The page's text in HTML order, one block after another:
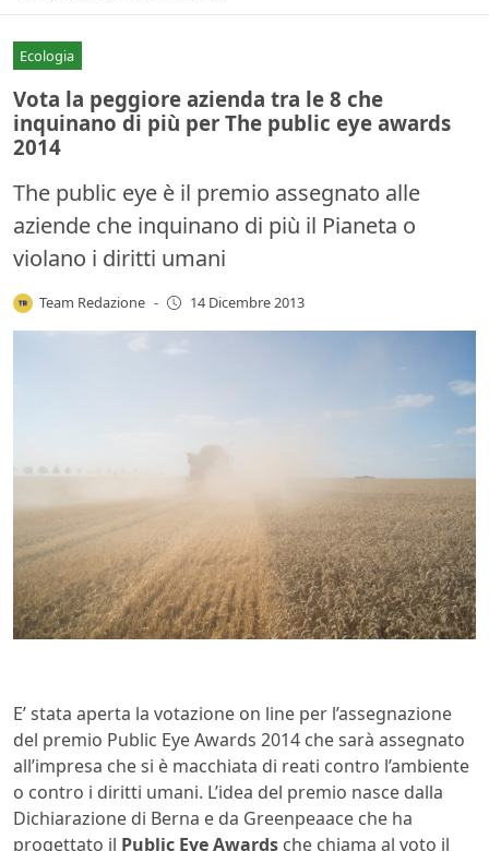
Ecologia
Vota la peggiore azienda tra le 8 che
inquinano di più per The public eye awards
2014
The public eye è il premio assegnato alle
aziende che inquinano di più il Pianeta o
violano i diritti umani
Team Redazione - 14 Dicembre 2013
E’ stata aperta la votazione on line per l’assegnazione
del premio Public Eye Awards 2014 che sarà assegnato
all’impresa che si è macchiata di reati contro l’ambiente
o contro i diritti umani. L’idea del premio nasce dalla
Dichiarazione di Berna e da Greenpeaace che ha
progettato il Public Eye Awards che chiama al voto il